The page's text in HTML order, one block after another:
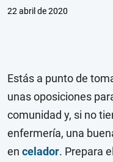
22 abril de 2020
Estás a punto de
unasoposiciones
comunidad y, si no
enfermería, una
en celador. Prepara el